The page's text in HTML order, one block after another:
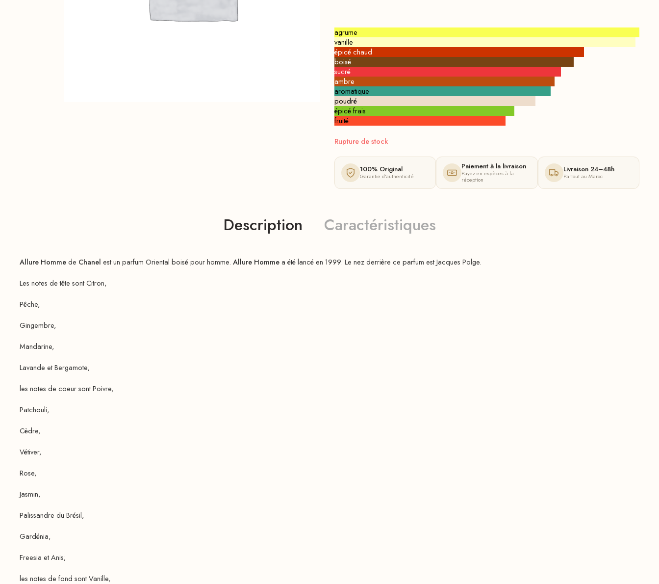
agrume
vanille
épicé chaud
boisé
sucré
ambre
aromatique
poudré
épicé frais
fruité
Rupture de stock
100% Original
Garantie d'authenticité
Paiement à la livraison
Payez en espèces à la
réception
Livraison 24–48h
Partout au Maroc
Description Caractéristiques
Allure Hommede Chanel est un parfum Oriental boisé pour homme. Allure Hommea été lancé en 1999. Le nez derrière ce parfum est Jacques Polge.
Les notes de tête sont Citron,
Pêche,
Gingembre,
Mandarine,
Lavande et Bergamote;
les notes de coeur sont Poivre,
Patchouli,
Cèdre,
Vétiver,
Rose,
Jasmin,
Palissandre du Brésil,
Gardénia,
Freesia et Anis;
les notes de fond sont Vanille,